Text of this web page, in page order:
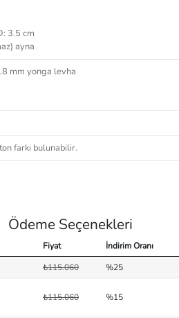
3.5 cm
ayna
mm yonga levha
farkı bulunabilir.
Ödeme Seçenekleri
Fiyat İndirim Oranı
₺115.060 %25
₺115.060 %15